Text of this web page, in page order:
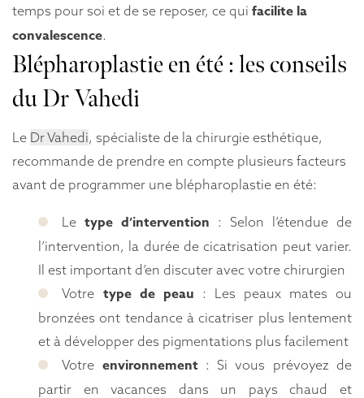
temps pour soi et de se reposer, ce qui facilite la
convalescence.
Blépharoplastie en été : les conseils
du Dr Vahedi
Le Dr Vahedi, spécialiste de la chirurgie esthétique,
recommande de prendre en compte plusieurs facteurs
avant de programmer une blépharoplastie en été:
Letype d’intervention : Selon l’étendue de
l’intervention, la durée de cicatrisation peut varier.
Il est important d’en discuter avec votre chirurgien
Votre type de peau : Les peaux mates ou
bronzées ont tendance à cicatriser plus lentement
et à développer des pigmentations plus facilement
Votre environnement : Si vous prévoyez de
partir en vacances dans un pays chaud et